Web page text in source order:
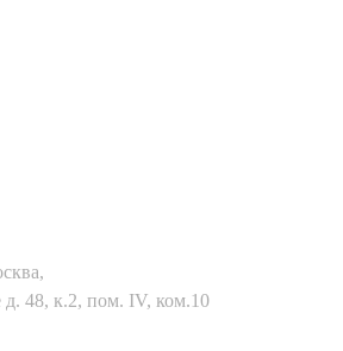
д. 48, к.2, пом. IV, ком.10